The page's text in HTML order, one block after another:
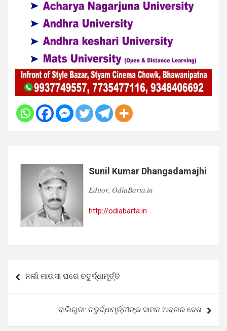
Sunil Kumar Dhangadamajhi
𝐸𝑑𝑖𝑡𝑜𝑟, 𝑂𝑑𝑖𝑎𝐵𝑎𝑟𝑡𝑎.𝑖𝑛
http://odiabarta.in
navigation
ନର୍ଲା ମାଉସୀ ଘରେ ଚତୁର୍ଦ୍ଧାମୂର୍ତ୍ତି
ବାଲିଗୁଡା: ଚତୁର୍ଦ୍ଧାମୂର୍ତ୍ତୀଙ୍କ ବାମନ ଅବତାର ବେଶ